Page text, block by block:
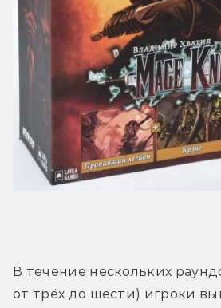
В течение нескольких
от трёх до шести) игроки